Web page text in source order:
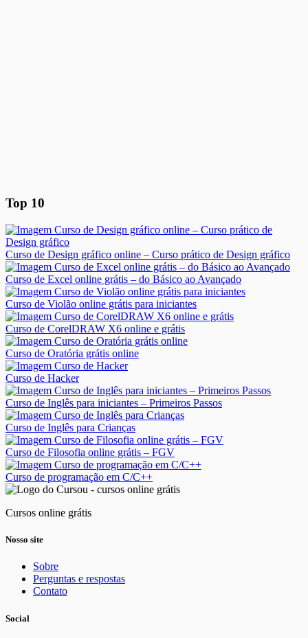
Top 10
Curso de Design gráfico online – Curso prático de Design gráfico
Curso de Excel online grátis – do Básico ao Avançado
Curso de Violão online grátis para iniciantes
Curso de CorelDRAW X6 online e grátis
Curso de Oratória grátis online
Curso de Hacker
Curso de Inglês para iniciantes – Primeiros Passos
Curso de Inglês para Crianças
Curso de Filosofia online grátis – FGV
Curso de programação em C/C++
Cursos online grátis
Nosso site
Sobre
Perguntas e respostas
Contato
Social